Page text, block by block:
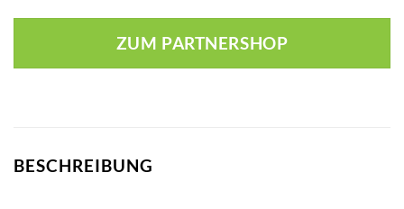
ZUM PARTNERSHOP
BESCHREIBUNG